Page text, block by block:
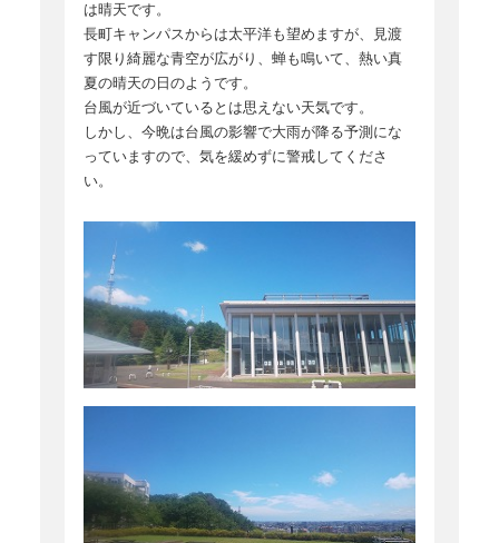
は晴天です。
長町キャンパスからは太平洋も望めますが、見渡
す限り綺麗な青空が広がり、蝉も鳴いて、熱い真
夏の晴天の日のようです。
台風が近づいているとは思えない天気です。
しかし、今晩は台風の影響で大雨が降る予測にな
っていますので、気を緩めずに警戒してくださ
い。